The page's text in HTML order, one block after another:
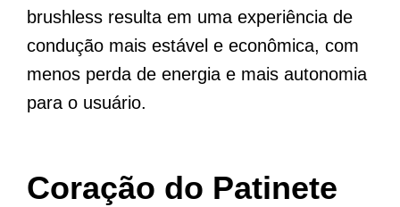
brushless resulta em uma experiência de
condução mais estável e econômica, com
menos perda de energia e mais autonomia
para o usuário.
Coração do Patinete